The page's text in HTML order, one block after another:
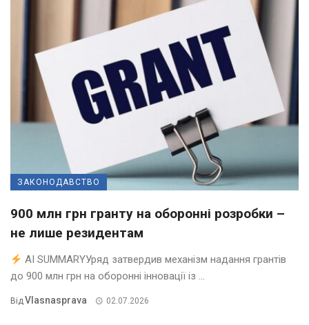
ЗАКОНОДАВСТВО
900 млн грн гранту на оборонні розробки –
не лише резидентам
AI SUMMARYУряд затвердив механізм надання грантів
до 900 млн грн на оборонні інновації із ...
ВідVlasnasprava 02.07.2026